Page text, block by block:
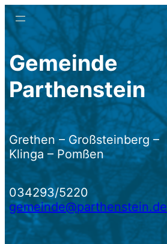
Zum
Inhalt
springen
Gemeinde
Parthenstein
Grethen – Großsteinberg –
Klinga – Pomßen
034293/5220
gemeinde@parthenstein.de